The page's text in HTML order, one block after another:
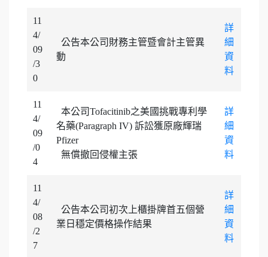
11
4/
09
/3
0
公告本公司財務主管暨會計主管異
動
詳
細
資
料
11
4/
09
/0
4
本公司Tofacitinib之美國挑戰專利學
名藥(Paragraph IV) 訴訟獲原廠輝瑞
Pfizer
無償撤回侵權主張
詳
細
資
料
11
4/
08
/2
7
公告本公司初次上櫃掛牌首五個營
業日穩定價格操作結果
詳
細
資
料